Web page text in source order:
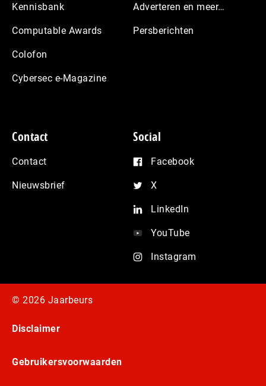
Kennisbank
Computable Awards
Colofon
Cybersec e-Magazine
Adverteren en meer…
Persberichten
Contact
Contact
Nieuwsbrief
Social
Facebook
X
LinkedIn
YouTube
Instagram
© 2026 Jaarbeurs
Disclaimer
Gebruikersvoorwaarden